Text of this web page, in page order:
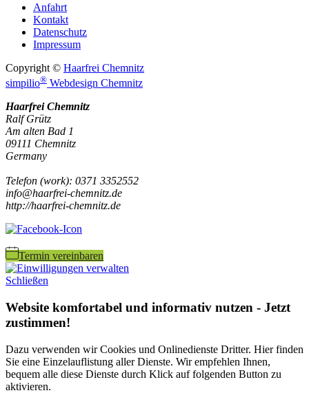
Anfahrt
Kontakt
Datenschutz
Impressum
Copyright © Haarfrei Chemnitz
simpilio® Webdesign Chemnitz
Haarfrei Chemnitz
Ralf Grütz
Am alten Bad 1
09111 Chemnitz
Germany
Telefon (work): 0371 3352552
info@haarfrei-chemnitz.de
http://haarfrei-chemnitz.de
Termin vereinbaren
Schließen
Website komfortabel und informativ nutzen - Jetzt
zustimmen!
Dazu verwenden wir Cookies und Onlinedienste Dritter. Hier finden
Sie eine Einzelauflistung aller Dienste. Wir empfehlen Ihnen,
bequem alle diese Dienste durch Klick auf folgenden Button zu
aktivieren.